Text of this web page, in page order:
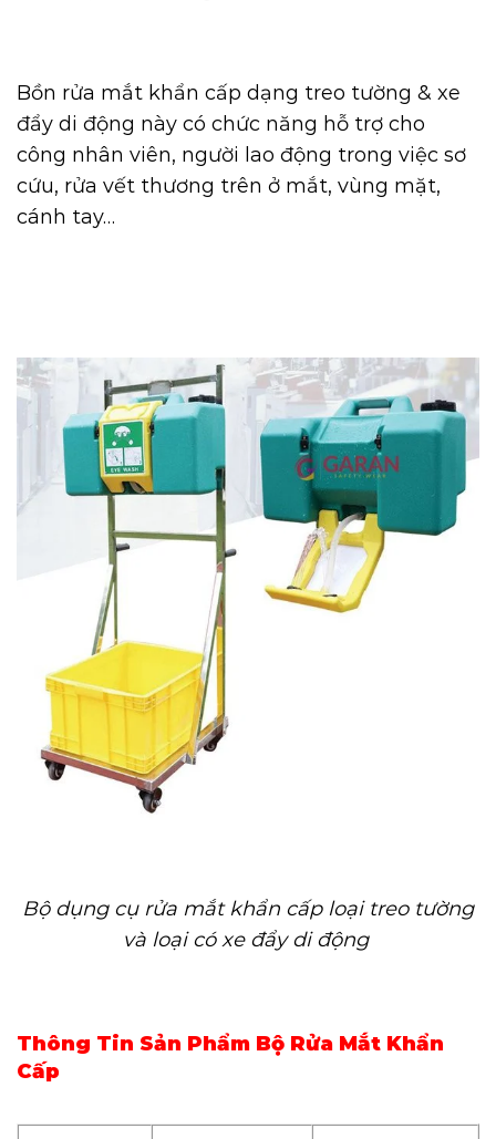
Bồn rửa mắt khẩn cấp dạng treo tường & xe
đẩy di động này có chức năng hỗ trợ cho
công nhân viên, người lao động trong việc sơ
cứu, rửa vết thương trên ở mắt, vùng mặt,
cánh tay…
Bộ dụng cụ rửa mắt khẩn cấp loại treo tường
và loại có xe đẩy di động
Thông Tin Sản Phẩm Bộ Rửa Mắt Khẩn
Cấp